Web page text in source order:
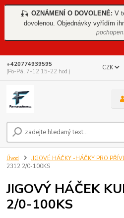
🎣 OZNÁMENÍ O DOVOLENÉ: V
dovolenou. Objednávky vyřídím
CZK
+420774939595
(Po-Pá, 7-12 15-22 hod.)
Úvod JIGOVÉ HÁČKY -HÁČKY PRO
2312 2/0-100KS
JIGOVÝ HÁČEK
2/0-100KS